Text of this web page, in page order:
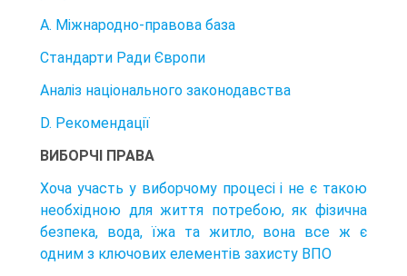
А. Міжнародно-правова база
Стандарти Ради Європи
Аналіз національного законодавства
D. Рекомендації
ВИБОРЧІ ПРАВА
Хоча участь у виборчому процесі і не є такою
необхідною для життя потре­бою, як фізична
безпека, вода, їжа та житло, вона все ж є
одним з ключових елементів захисту ВПО